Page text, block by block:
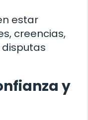
estar
creencias,
disputas
y